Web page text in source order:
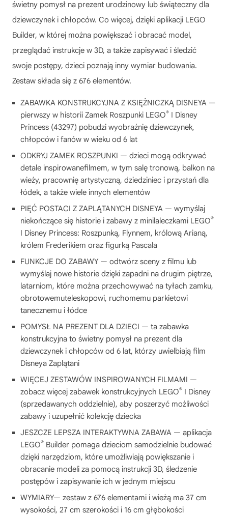
świetny pomysł na prezent urodzinowy lub świąteczny dla
dziewczynek i chłopców. Co więcej, dzięki aplikacji LEGO
Builder, w której można powiększać i obracać model,
przeglądać instrukcje w 3D, a także zapisywać i śledzić
swoje postępy, dzieci poznają inny wymiar budowania.
Zestaw składa się z 676 elementów.
ZABAWKA KONSTRUKCYJNA Z KSIĘŻNICZKĄ DISNEYA —
pierwszy w historii Zamek Roszpunki LEGO® ǀ Disney
Princess (43297) pobudzi wyobraźnię dziewczynek,
chłopców i fanów w wieku od 6 lat
ODKRYJ ZAMEK ROSZPUNKI — dzieci mogą odkrywać
detale inspirowanefilmem, w tym salę tronową, balkon na
wieży, pracownię artystyczną, dziedziniec i przystań dla
łódek, a także wiele innych elementów
PIĘĆ POSTACI Z ZAPLĄTANYCH DISNEYA — wymyślaj
niekończące się historie i zabawy z minilaleczkami LEGO®
ǀ Disney Princess: Roszpunką, Flynnem, królową Arianą,
królem Frederikiem oraz figurką Pascala
FUNKCJE DO ZABAWY — odtwórz sceny z filmu lub
wymyślaj nowe historie dzięki zapadni na drugim piętrze,
latarniom, które można przechowywać na tyłach zamku,
obrotowemuteleskopowi, ruchomemu parkietowi
tanecznemu i łódce
POMYSŁ NA PREZENT DLA DZIECI — ta zabawka
konstrukcyjna to świetny pomysł na prezent dla
dziewczynek i chłopców od 6 lat, którzy uwielbiają film
Disneya Zaplątani
WIĘCEJ ZESTAWÓW INSPIROWANYCH FILMAMI —
zobacz więcej zabawek konstrukcyjnych LEGO® ǀ Disney
(sprzedawanych oddzielnie), aby poszerzyć możliwości
zabawy i uzupełnić kolekcję dziecka
JESZCZE LEPSZA INTERAKTYWNA ZABAWA — aplikacja
LEGO® Builder pomaga dzieciom samodzielnie budować
dzięki narzędziom, które umożliwiają powiększanie i
obracanie modeli za pomocą instrukcji 3D, śledzenie
postępów i zapisywanie ich w jednym miejscu
WYMIARY— zestaw z 676 elementami i wieżą ma 37 cm
wysokości, 27 cm szerokości i 16 cm głębokości